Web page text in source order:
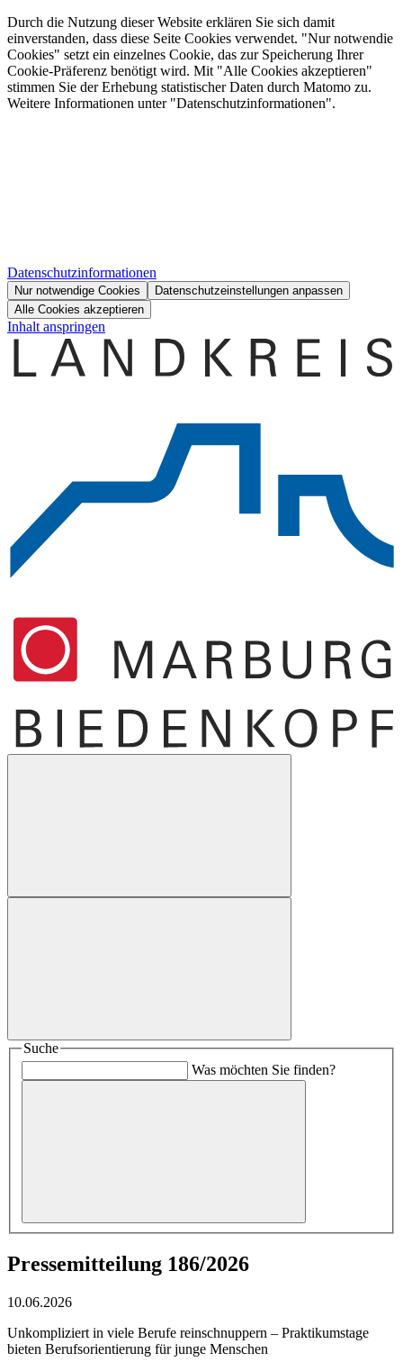
Durch die Nutzung dieser Website erklären Sie sich damit
einverstanden, dass diese Seite Cookies verwendet. "Nur notwendie
Cookies" setzt ein einzelnes Cookie, das zur Speicherung Ihrer
Cookie-Präferenz benötigt wird. Mit "Alle Cookies akzeptieren"
stimmen Sie der Erhebung statistischer Daten durch Matomo zu.
Weitere Informationen unter "Datenschutzinformationen".
Datenschutzinformationen
Nur notwendige Cookies
Datenschutzeinstellungen anpassen
Alle Cookies akzeptieren
Inhalt anspringen
Suche
Was möchten Sie finden?
Pressemitteilung 186/2026
10.06.2026
Unkompliziert in viele Berufe reinschnuppern – Praktikumstage
bieten Berufsorientierung für junge Menschen